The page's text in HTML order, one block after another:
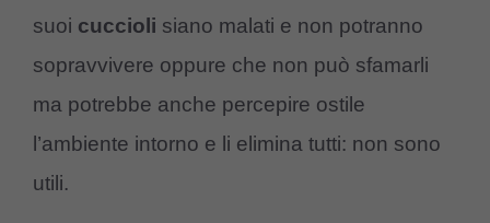
suoi cuccioli siano malati e non potranno
sopravvivere oppure che non può sfamarli
ma potrebbe anche percepire ostile
l’ambiente intorno e li elimina tutti: non sono
utili.